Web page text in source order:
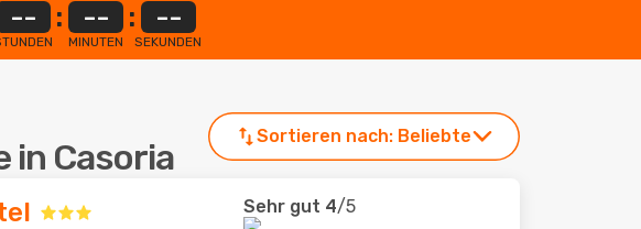
-- : --
MINUTEN
: --
SEKUNDEN
in Casoria
Sortieren nach: Beliebte
Sehr gut 4/5